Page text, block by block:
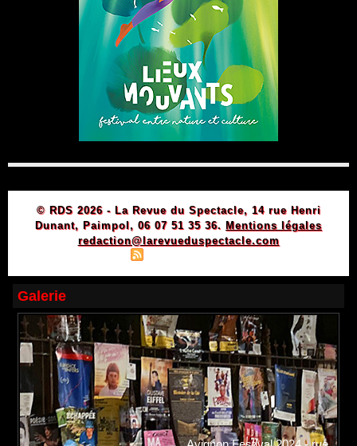
© RDS 2026 - La Revue du Spectacle, 14 rue Henri
Dunant, Paimpol, 06 07 51 35 36. Mentions légales
redaction@larevueduspectacle.com
Galerie